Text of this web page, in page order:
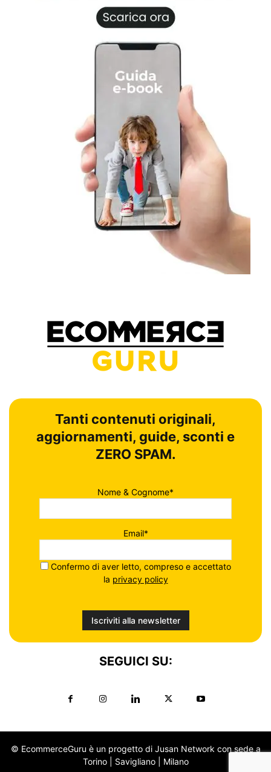
Tanti contenuti originali,
aggiornamenti, guide, sconti e
ZERO SPAM.
Nome & Cognome*
Email*
Confermo di aver letto, compreso e accettato
la privacy policy
SEGUICI SU:
© EcommerceGuru è un progetto di Jusan Network con sede a
Torino | Savigliano | Milano